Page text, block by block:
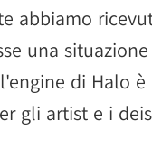
abbiamo
una
di Halo
gli artist e i